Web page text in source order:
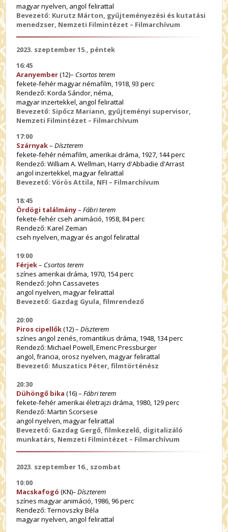
magyar nyelven, angol felirattal
Bevezető: Kurutz Márton, gyűjteményezési és kutatási
menedzser, Nemzeti Filmintézet – Filmarchívum
2023. szeptember 15., péntek
16:45
Aranyember(12)– Csortos terem
fekete-fehér magyar némafilm, 1918, 93 perc
Rendező: Korda Sándor, néma,
magyar inzertekkel, angol felirattal
Bevezető: Sipőcz Mariann, gyűjteményi supervisor,
Nemzeti Filmintézet – Filmarchívum
17:00
Szárnyak–Díszterem
fekete-fehér némafilm, amerikai dráma, 1927, 144 perc
Rendező: William A. Wellman, Harry d'Abbadie d'Arrast
angol inzertekkel, magyar felirattal
Bevezető: Vörös Attila, NFI – Filmarchívum
18:45
Ördögi találmány–Fábri terem
fekete-fehér cseh animáció, 1958, 84 perc
Rendező: Karel Zeman
cseh nyelven, magyar és angol felirattal
19:00
Férjek– Csortos terem
színes amerikai dráma, 1970, 154 perc
Rendező: John Cassavetes
angol nyelven, magyar felirattal
Bevezető: Gazdag Gyula, filmrendező
20:00
Piros cipellők(12) –Díszterem
színes angol zenés, romantikus dráma, 1948, 134 perc
Rendező: Michael Powell, Emeric Pressburger
angol, francia, orosz nyelven, magyar felirattal
Bevezető: Muszatics Péter, filmtörténész
20:30
Dühöngő bika (16) –Fábri terem
fekete-fehér amerikai életrajzi dráma, 1980, 129 perc
Rendező: Martin Scorsese
angol nyelven, magyar felirattal
Bevezető: Gazdag Gergő, filmkezelő, digitalizáló
munkatárs, Nemzeti Filmintézet – Filmarchívum
2023. szeptember 16., szombat
10:00
Macskafogó(KN)– Díszterem
színes magyar animáció, 1986, 96 perc
Rendező: Ternovszky Béla
magyar nyelven, angol felirattal